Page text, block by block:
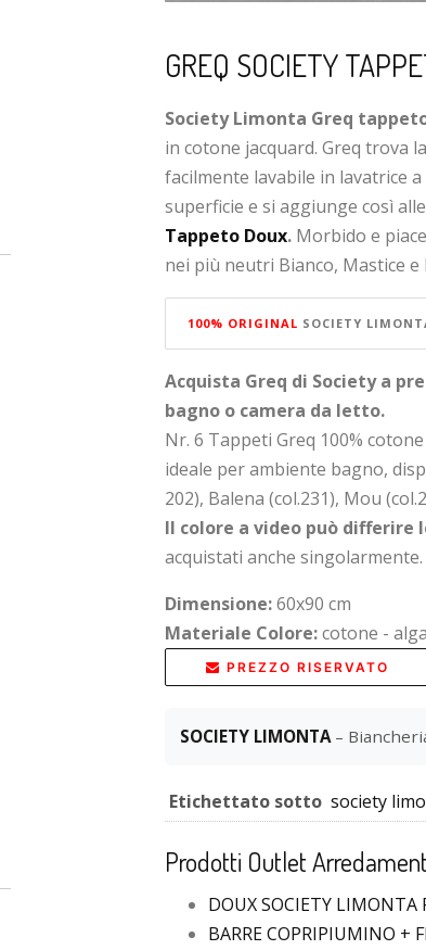
GREQ SOCIETY
Society Limonta Greq
in cotone jacquard. Greq trova
facilmente lavabile in lavatrice
superficie e si aggiunge così
Tappeto Doux. Morbido e
nei più neutri Bianco, Mastice e
100% ORIGINAL SOCIETY
Acquista Greq di Society a
bagno o camera da letto.
Nr. 6 Tappeti Greq 100%
ideale per ambiente bagno,
202), Balena (col.231), Mou
Il colore a video può
acquistati anche singolarmente.
Dimensione:60x90 cm
Materiale Colore:cotone -
PREZZO RISERVATO
SOCIETY LIMONTA –
Etichettato sotto society
Prodotti Outlet
DOUX SOCIETY LIMONTA
BARRE COPRIPIUMINO +